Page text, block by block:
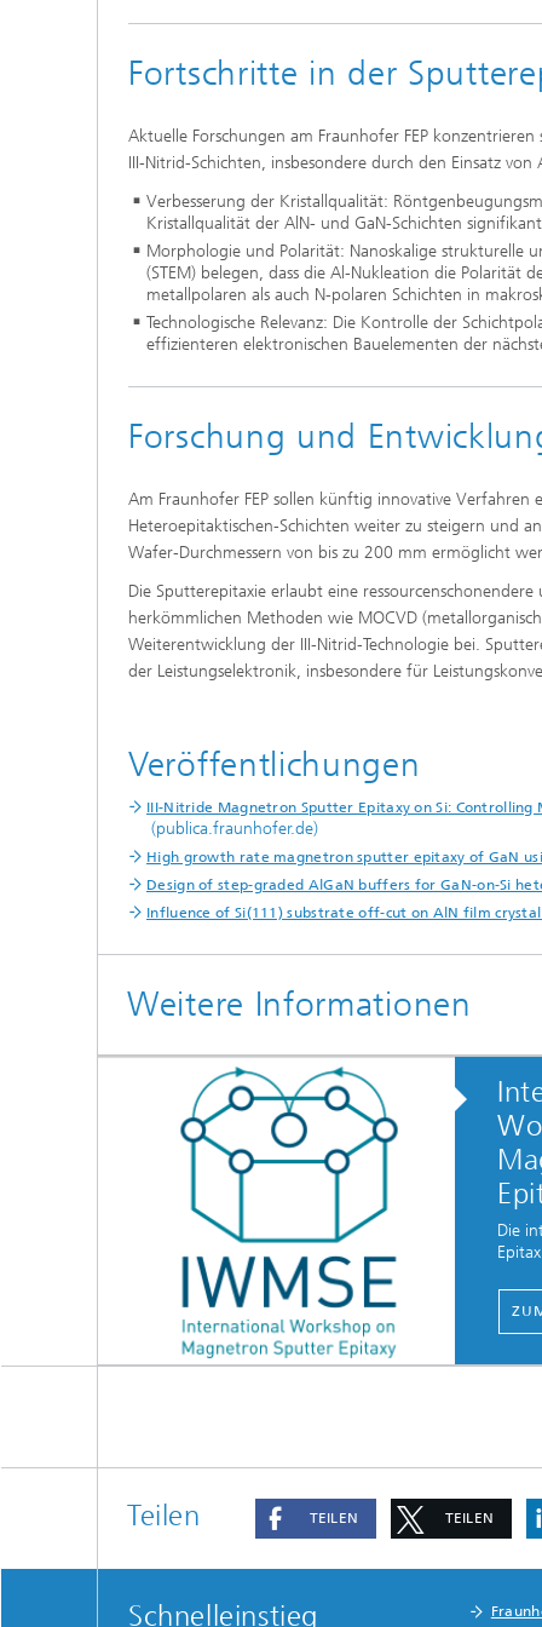
Fortschritte in der
Aktuelle Forschungen am Fraunhofer FEP
III-Nitrid-Schichten, insbesondere durch den Einsatz
Verbesserung der Kristallqualität:
Kristallqualität der AlN- und GaN-Schichten
Morphologie und Polarität: Nanoskalige strukturelle
(STEM) belegen, dass die Al-Nukleation die Polarität
metallpolaren als auch N-polaren Schichten in
Technologische Relevanz: Die Kontrolle der
effizienteren elektronischen Bauelementen der
Forschung und
Am Fraunhofer FEP sollen künftig innovative
Heteroepitaktischen-Schichten weiter zu steigern und
Wafer-Durchmessern von bis zu 200 mm ermöglicht
Die Sputterepitaxie erlaubt eine
herkömmlichen Methoden wie MOCVD
Weiterentwicklung der III-Nitrid-Technologie bei.
der Leistungselektronik, insbesondere für
Veröffentlichungen
III-Nitride Magnetron Sputter Epitaxy on Si: Controlling
(publica.fraunhofer.de)
High growth rate magnetron sputter epitaxy of GaN
Design of step-graded AlGaN buffers for GaN-on-Si
Influence of Si(111) substrate off-cut on AlN film
Weitere Informationen
Die
Teilen TEILEN TEILEN
Schnelleinstieg